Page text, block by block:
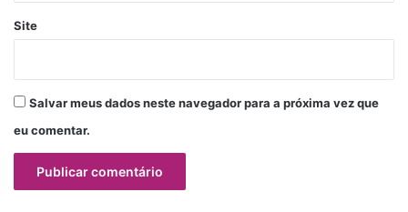
Site
Salvar meus dados neste navegador para a próxima vez que
eu comentar.